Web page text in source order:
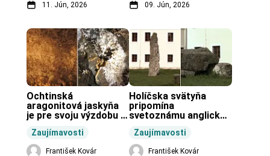
11. Jún, 2026
09. Jún, 2026
Zaujímavosti
Ochtinská
aragonitová jaskyňa
je pre svoju výzdobu
vo svete.
František Kovár
Zaujímavosti
Holíčska svätyňa
pripomína
svetoznámu anglickú
František Kovár